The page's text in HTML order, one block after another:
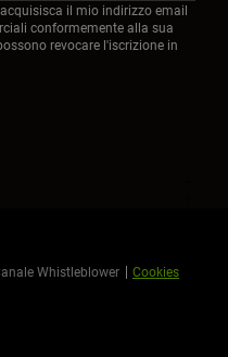
il mio indirizzo email
conformemente alla sua
revocare l'iscrizione in
Whistleblower Cookies